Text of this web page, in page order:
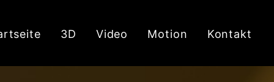
3D Video Motion Kontakt